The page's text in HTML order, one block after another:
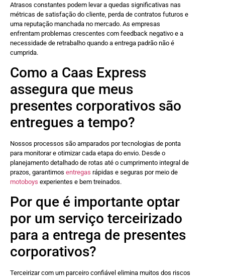
Atrasos constantes podem levar a quedas significativas nas
métricas de satisfação do cliente, perda de contratos futuros e
uma reputação manchada no mercado. As empresas
enfrentam problemas crescentes com feedback negativo e a
necessidade de retrabalho quando a entrega padrão não é
cumprida.
Como a Caas Express
assegura que meus
presentes corporativos são
entregues a tempo?
Nossos processos são amparados por tecnologias de ponta
para monitorar e otimizar cada etapa do envio. Desde o
planejamento detalhado de rotas até o cumprimento integral de
prazos, garantimos entregas rápidas e seguras por meio de
motoboys experientes e bem treinados.
Por que é importante optar
por um serviço terceirizado
para a entrega de presentes
corporativos?
Terceirizar com um parceiro confiável elimina muitos dos riscos